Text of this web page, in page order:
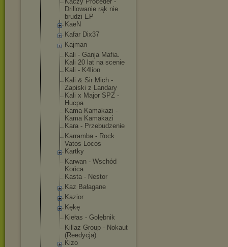
Drillowanie rąk nie
brudzi EP
KaeN
Kafar Dix37
Kajman
Kali - Ganja Mafia.
Kali 20 lat na scenie
Kali - K4lion
Kali & Sir Mich -
Zapiski z Landary
Kali x Major SPZ -
Hucpa
Kama Kamakazi -
Kama Kamakazi
Kara - Przebudzenie
Karramba - Rock
Vatos Locos
Kartky
Karwan - Wschód
Końca
Kasta - Nestor
Kaz Bałagane
Kazior
Kękę
Kiełas - Gołębnik
Killaz Group - Nokaut
(Reedycja)
Kizo